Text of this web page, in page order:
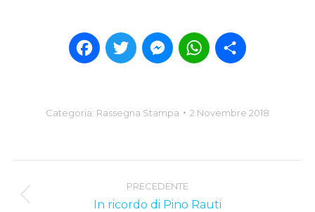
FacebookTwitter MessengerWhatsApp
Categoria: Rassegna Stampa 2 Novembre 2018
navigation
PRECEDENTE
Previous
In ricordo di Pino Rauti